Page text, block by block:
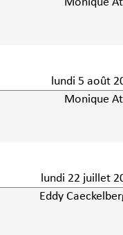
lundi 5 août
Monique
lundi 22 juillet
Eddy